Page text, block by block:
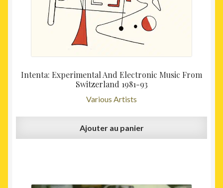
Intenta: Experimental And Electronic Music From
Switzerland 1981-93
Various Artists
Ajouter au panier